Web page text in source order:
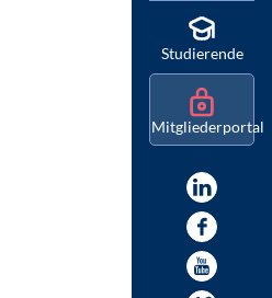
Studierende
Mitgliederportal